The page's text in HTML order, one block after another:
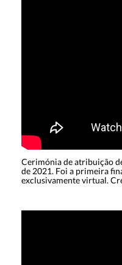
Cerimónia de atribuição
de 2021. Foi a primeira
exclusivamente virtual.